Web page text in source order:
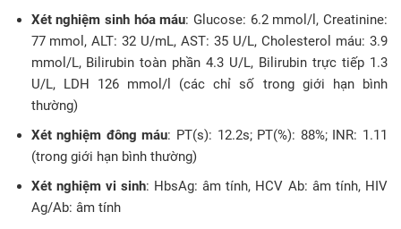
Xét nghiệm sinh hóa máu: Glucose: 6.2 mmol/l, Creatinine:
77 mmol, ALT: 32 U/mL, AST: 35 U/L, Cholesterol máu: 3.9
mmol/L, Bilirubin toàn phần 4.3 U/L, Bilirubin trực tiếp 1.3
U/L, LDH 126 mmol/l (các chỉ số trong giới hạn bình
thường)
Xét nghiệm đông máu: PT(s): 12.2s; PT(%): 88%; INR: 1.11
(trong giới hạn bình thường)
Xét nghiệm vi sinh: HbsAg: âm tính, HCV Ab: âm tính, HIV
Ag/Ab: âm tính